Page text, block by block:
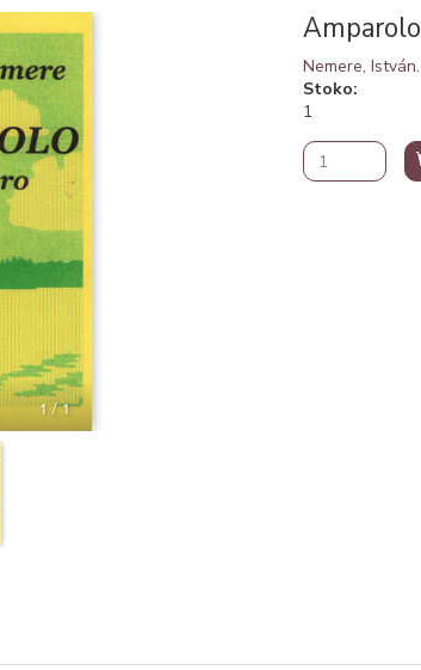
1 / 1
Amparolo
Nemere, István
Stoko
1